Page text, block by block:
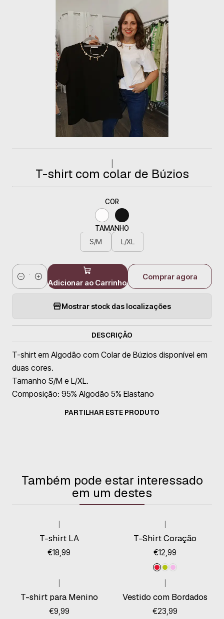
T-shirt com colar de Búzios
COR
TAMANHO
S/M L/XL
QuantidadeAdicionar ao Carrinho
Comprar agora
Mostrar stock das localizações
DESCRIÇÃO
T-shirt em Algodão com Colar de Búzios disponível em
duas cores.
Tamanho S/M e L/XL.
Composição: 95% Algodão 5% Elastano
PARTILHAR ESTE PRODUTO
Também pode estar interessado
em um destes
T-shirt LA
€18,99
T-Shirt Coração
€12,99
T-shirt para Menino
€9,99
Vestido com Bordados
€23,99